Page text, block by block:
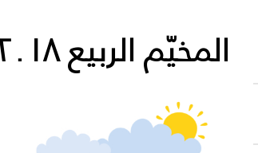
المخيّم الربيع ٢٠١٨: (الأسبوع الثاني)